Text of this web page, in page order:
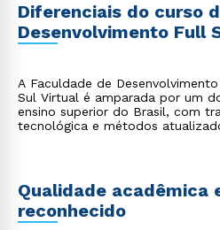
DevOps e Cloud
deploys e gestão de
Engenharia de Dados
automatizados, com foco
estáveis, performáticas e
Cibersegurança: trabalho
aplicações, com aplicação
Diferenciais do curso
Desenvolvimento Full
A Faculdade de
Sul Virtual é amparada por um
ensino superior do Brasil, com
tecnológica e métodos
Qualidade acadêmica
reconhecido